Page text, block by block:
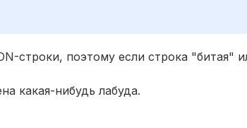
строки, поэтому если строка "битая"
какая-нибудь лабуда.